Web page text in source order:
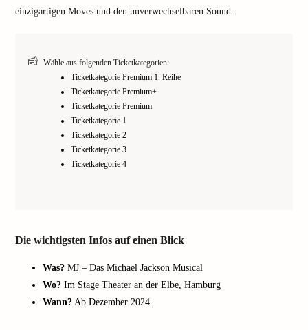
einzigartigen Moves und den unverwechselbaren Sound.
Wähle aus folgenden Ticketkategorien:
Ticketkategorie Premium 1. Reihe
Ticketkategorie Premium+
Ticketkategorie Premium
Ticketkategorie 1
Ticketkategorie 2
Ticketkategorie 3
Ticketkategorie 4
Die wichtigsten Infos auf einen Blick
Was? MJ – Das Michael Jackson Musical
Wo? Im Stage Theater an der Elbe, Hamburg
Wann? Ab Dezember 2024